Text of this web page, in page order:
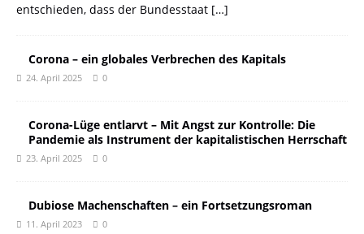
entschieden, dass der Bundesstaat […]
Corona – ein globales Verbrechen des Kapitals
24. April 2025 0
Corona-Lüge entlarvt – Mit Angst zur Kontrolle: Die
Pandemie als Instrument der kapitalistischen Herrschaft
23. April 2025 0
Dubiose Machenschaften – ein Fortsetzungsroman
11. April 2023 0